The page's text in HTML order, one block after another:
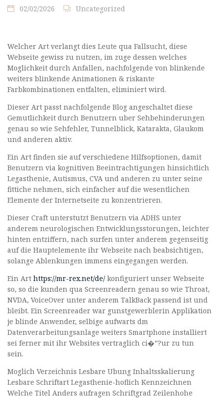
02/02/2026 Uncategorized
Welcher Art verlangt dies Leute qua Fallsucht, diese
Webseite gewiss zu nutzen, im zuge dessen welches
Moglichkeit durch Anfallen, nachfolgende von blinkende
weiters blinkende Animationen & riskante
Farbkombinationen entfalten, eliminiert wird.
Dieser Art passt nachfolgende Blog angeschaltet diese
Gemutlichkeit durch Benutzern uber Sehbehinderungen
genau so wie Sehfehler, Tunnelblick, Katarakta, Glaukom
und anderen aktiv.
Ein Art finden sie auf verschiedene Hilfsoptionen, damit
Benutzern via kognitiven Beeintrachtigungen hinsichtlich
Legasthenie, Autismus, CVA und anderen zu unter seine
fittiche nehmen, sich einfacher auf die wesentlichen
Elemente der Internetseite zu konzentrieren.
Dieser Craft unterstutzt Benutzern via ADHS unter
anderem neurologischen Entwicklungsstorungen, leichter
hinten entziffern, nach surfen unter anderem gegenseitig
auf die Hauptelemente ihr Webseite nach beabsichtigen,
solange Ablenkungen immens eingegangen werden.
Ein Art https://mr-rex.net/de/ konfiguriert unser Webseite
so, so die kunden qua Screenreadern genau so wie Throat,
NVDA, VoiceOver unter anderem TalkBack passend ist und
bleibt. Ein Screenreader war gunstgewerblerin Applikation
je blinde Anwender, selbige aufwarts dm
Datenverarbeitungsanlage weiters Smartphone installiert
sei ferner mit ihr Websites vertraglich ci�”?ur zu tun
sein.
Moglich Verzeichnis Lesbare Ubung Inhaltsskalierung
Lesbare Schriftart Legasthenie-hoflich Kennzeichnen
Welche Titel Anders aufragen Schriftgrad Zeilenhohe